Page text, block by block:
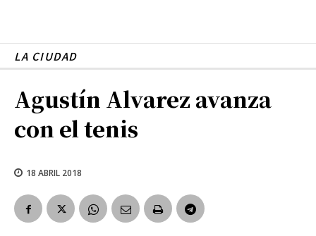
LA CIUDAD
Agustín Alvarez avanza
con el tenis
18 ABRIL 2018